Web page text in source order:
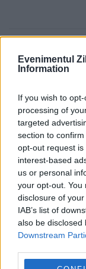
Evenimentul
Information
If you wish to
processing of
targeted
section to
opt-out request
interest-based
us or personal
your opt-out. You
disclosure of
IAB’s list of
also be disclosed
Downstream
calin popescu
Victor Ponta